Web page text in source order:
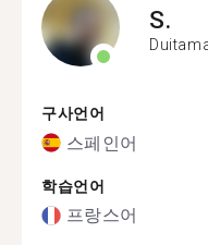
S.
구사언어
스페인어
학습언어
프랑스어